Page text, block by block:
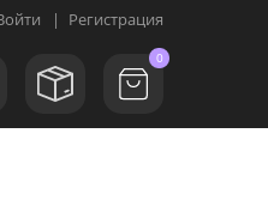
| Регистрация
0